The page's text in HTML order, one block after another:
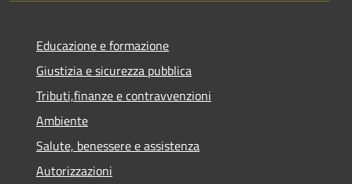
Educazione e formazione
Giustizia e sicurezza pubblica
Tributi,finanze e contravvenzioni
Ambiente
Salute, benessere e assistenza
Autorizzazioni